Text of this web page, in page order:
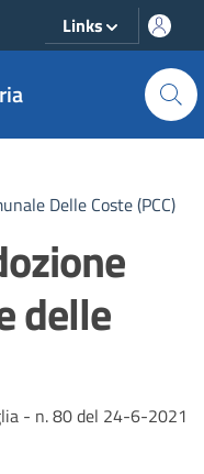
Links
Delle Coste (PCC)
delle
- n. 80 del 24-6-2021